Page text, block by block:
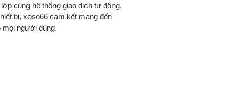
cùng hệ thống giao dịch tự động,
bị, xoso66 cam kết mang đến
mọi người dùng.